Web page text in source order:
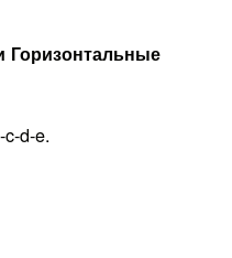
Горизонтальные
d-e.